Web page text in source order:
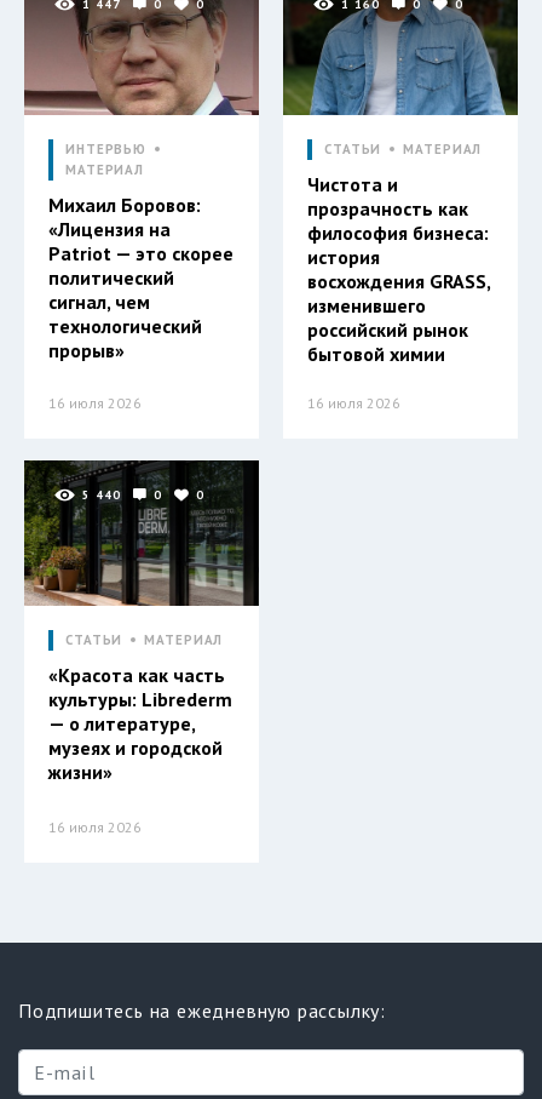
1 447 0 0
ИНТЕРВЬЮ
МАТЕРИАЛ
Михаил Боровов:
«Лицензия на
Patriot — это скорее
политический
сигнал, чем
технологический
прорыв»
16 июля 2026
1 160 0 0
СТАТЬИ МАТЕРИАЛ
Чистота и
прозрачность как
философия бизнеса:
история
восхождения GRASS,
изменившего
российский рынок
бытовой химии
16 июля 2026
5 440 0 0
СТАТЬИ МАТЕРИАЛ
«Красота как часть
культуры: Librederm
— о литературе,
музеях и городской
жизни»
16 июля 2026
Подпишитесь на ежедневную рассылку: